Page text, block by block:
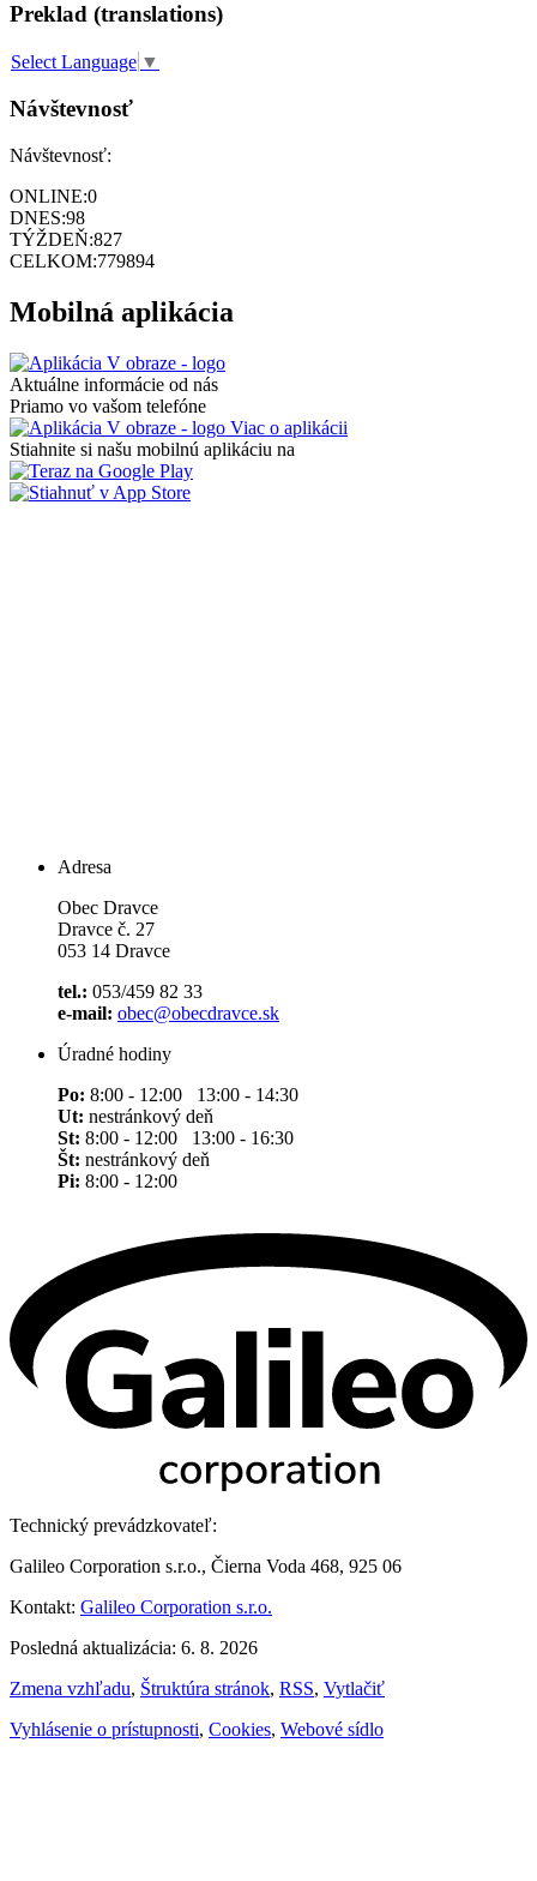
Preklad (translations)
Select Language ▼
Návštevnosť
Návštevnosť:
ONLINE:0
DNES:98
TÝŽDEŇ:827
CELKOM:779894
Mobilná aplikácia
Aktuálne informácie od nás
Priamo vo vašom telefóne
Viac o aplikácii
Stiahnite si našu mobilnú aplikáciu na
Adresa
Obec Dravce
Dravce č. 27
053 14 Dravce
tel.: 053/459 82 33
e-mail: obec@obecdravce.sk
Úradné hodiny
Po: 8:00 - 12:00 13:00 - 14:30
Ut: nestránkový deň
St: 8:00 - 12:00 13:00 - 16:30
Št: nestránkový deň
Pi: 8:00 - 12:00
Technický prevádzkovateľ:
Galileo Corporation s.r.o., Čierna Voda 468, 925 06
Kontakt: Galileo Corporation s.r.o.
Posledná aktualizácia: 6. 8. 2026
Zmena vzhľadu, Štruktúra stránok, RSS, Vytlačiť
Vyhlásenie o prístupnosti, Cookies, Webové sídlo